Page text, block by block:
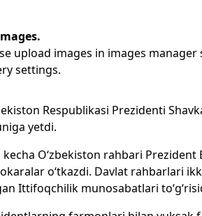
upload images in images
settings.
Respublikasi Prezidenti
yetdi.
kecha O‘zbekiston rahbari
o‘tkazdi. Davlat rahbarlari
Ittifoqchilik munosabatlari